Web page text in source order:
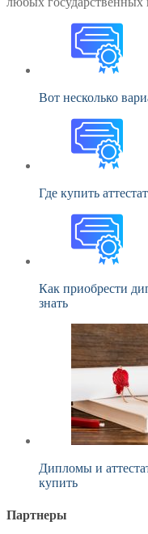
Вот несколько
Где купить
Как приобрести
знать
Дипломы и
купить
Партнеры